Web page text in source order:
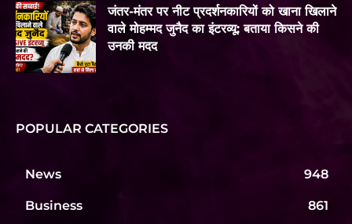
जंतर-मंतर पर नीट प्रदर्शनकारियों को खाना खिलाने
वाले मोहम्मद जुनैद का इंटरव्यू: बताया किसने की
उनकी मदद
POPULAR CATEGORIES
News 948
Business 861